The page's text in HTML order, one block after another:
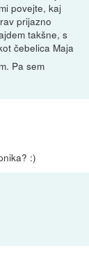
povejte, kaj
prijazno
takšne, s
čebelica Maja
Pa sem
:)